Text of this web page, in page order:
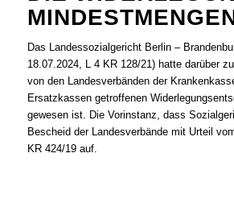
Das Landessozialgericht Berlin –
18.07.2024, L 4 KR 128/21) hatte darüber
von den Landesverbänden der
Ersatzkassen getroffenen
gewesen ist. Die Vorinstanz, dass
Bescheid der Landesverbände mit Urteil
KR 424/19 auf.